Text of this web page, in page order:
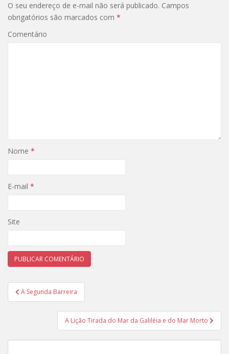
O seu endereço de e-mail não será publicado. Campos
obrigatórios são marcados com *
Comentário
Nome *
E-mail *
Site
Navegação
de
A Segunda Barreira
A Lição Tirada do Mar da Galiléia e do Mar Morto